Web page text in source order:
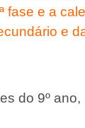
fase e a
e
do 9º